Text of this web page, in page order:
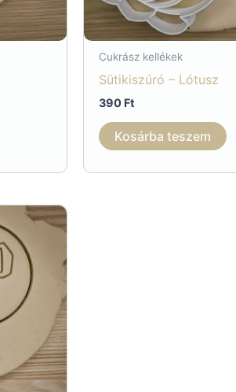
Cukrász kellékek
Sütikiszúró – Lótusz
390 Ft
Kosárba teszem